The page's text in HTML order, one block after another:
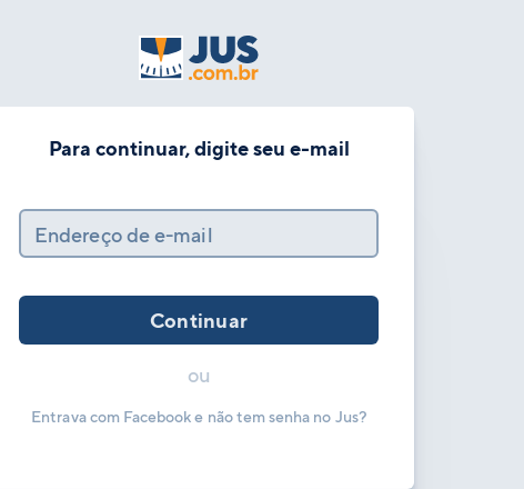
Para continuar, digite seu e-mail
Endereço de e-mail
Continuar
ou
Entrava com Facebook e não tem senha no Jus?